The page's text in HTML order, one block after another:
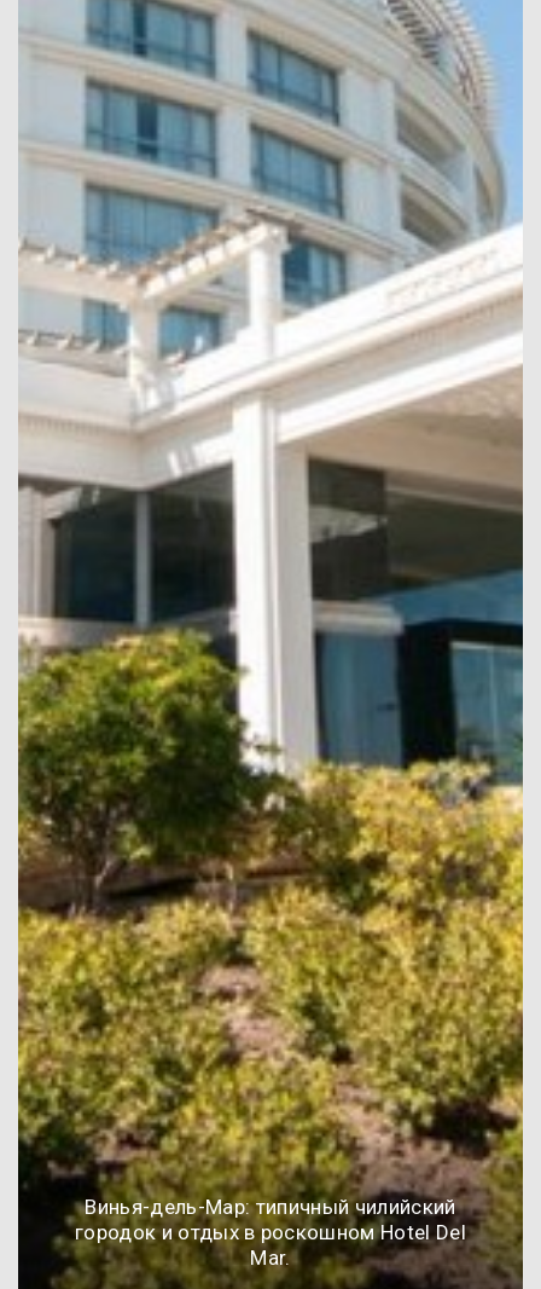
Винья-дель-Мар: типичный чилийский
городок и отдых в роскошном Hotel Del
Mar.